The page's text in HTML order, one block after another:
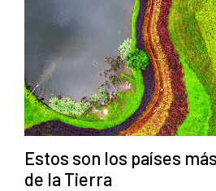
Estos son los países
de la Tierra